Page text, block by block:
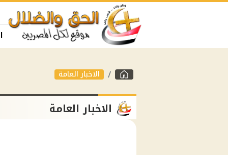
الاخبار العامة
الاخبار العامة